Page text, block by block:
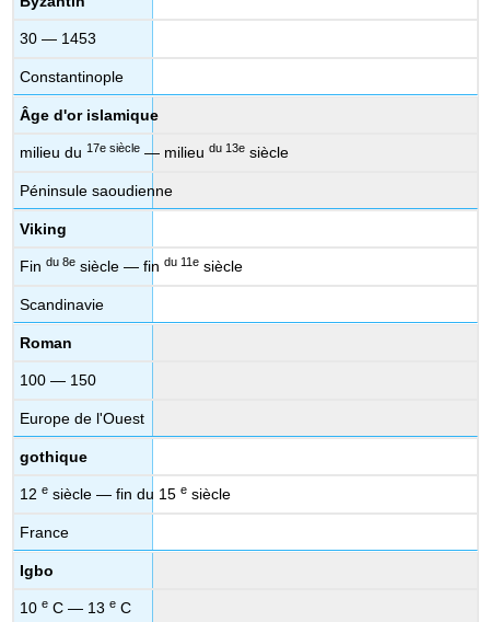
30 — 1453
Constantinople
Âge d'or islamique
milieu du17e siècle — milieudu 13e siècle
Péninsule saoudienne
Viking
Findu 8e siècle — findu 11e siècle
Scandinavie
Roman
100 — 150
Europe de l'Ouest
gothique
12e siècle — fin du 15e siècle
France
Igbo
10e C — 13e C